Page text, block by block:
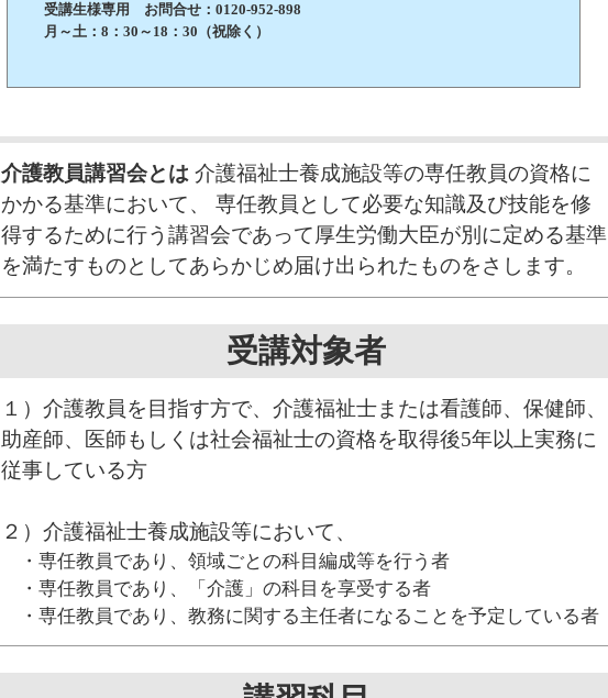
受講生様専用 お問合せ：0120-952-898
月～土：8：30～18：30（祝除く）
介護教員講習会とは 介護福祉士養成施設等の専任教員の資格に
かかる基準において、 専任教員として必要な知識及び技能を修
得するために行う講習会であって厚生労働大臣が別に定める基準
を満たすものとしてあらかじめ届け出られたものをさします。
受講対象者
１）介護教員を目指す方で、介護福祉士または看護師、保健師、
助産師、医師もしくは社会福祉士の資格を取得後5年以上実務に
従事している方
２）介護福祉士養成施設等において、
・専任教員であり、領域ごとの科目編成等を行う者
・専任教員であり、「介護」の科目を享受する者
・専任教員であり、教務に関する主任者になることを予定している者